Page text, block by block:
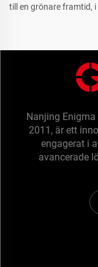
till en grönare framtid,
Nanjing
2011, är ett
engagerat i
avancerade